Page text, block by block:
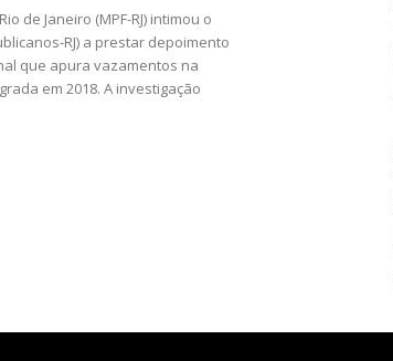
de Janeiro (MPF-RJ) intimou o
RJ) a prestar depoimento
que apura vazamentos na
A investigação